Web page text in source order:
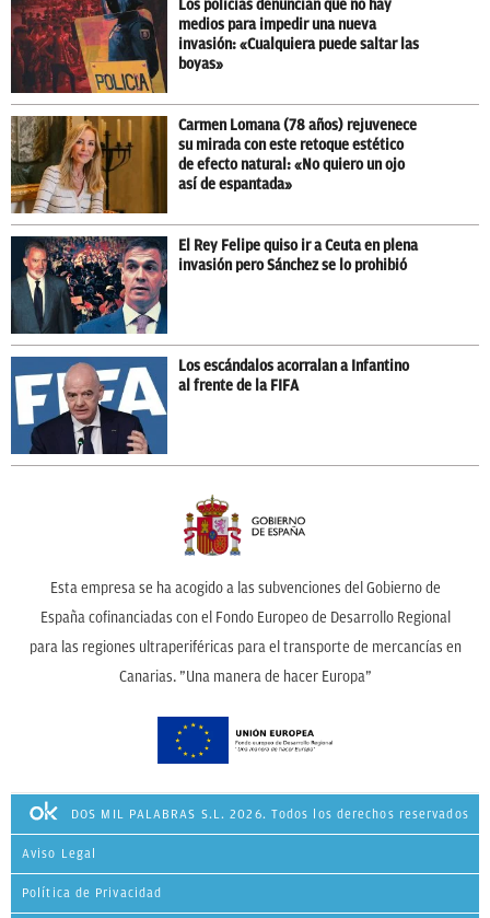
Los policías denuncian que no hay
medios para impedir una nueva
invasión: «Cualquiera puede saltar las
boyas»
Carmen Lomana (78 años) rejuvenece
su mirada con este retoque estético
de efecto natural: «No quiero un ojo
así de espantada»
El Rey Felipe quiso ir a Ceuta en plena
invasión pero Sánchez se lo prohibió
Los escándalos acorralan a Infantino
al frente de la FIFA
Esta empresa se ha acogido a las subvenciones del Gobierno de
España cofinanciadas con el Fondo Europeo de Desarrollo Regional
para las regiones ultraperiféricas para el transporte de mercancías en
Canarias. ”Una manera de hacer Europa”
DOS MIL PALABRAS S.L. 2026. Todos los derechos reservados
Aviso Legal
Política de Privacidad